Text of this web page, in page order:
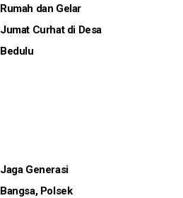
Rumah dan Gelar
Jumat Curhat di Desa
Bedulu
Jaga Generasi
Bangsa, Polsek